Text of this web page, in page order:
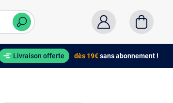
Livraison offerte dès 19€sans abonnement !